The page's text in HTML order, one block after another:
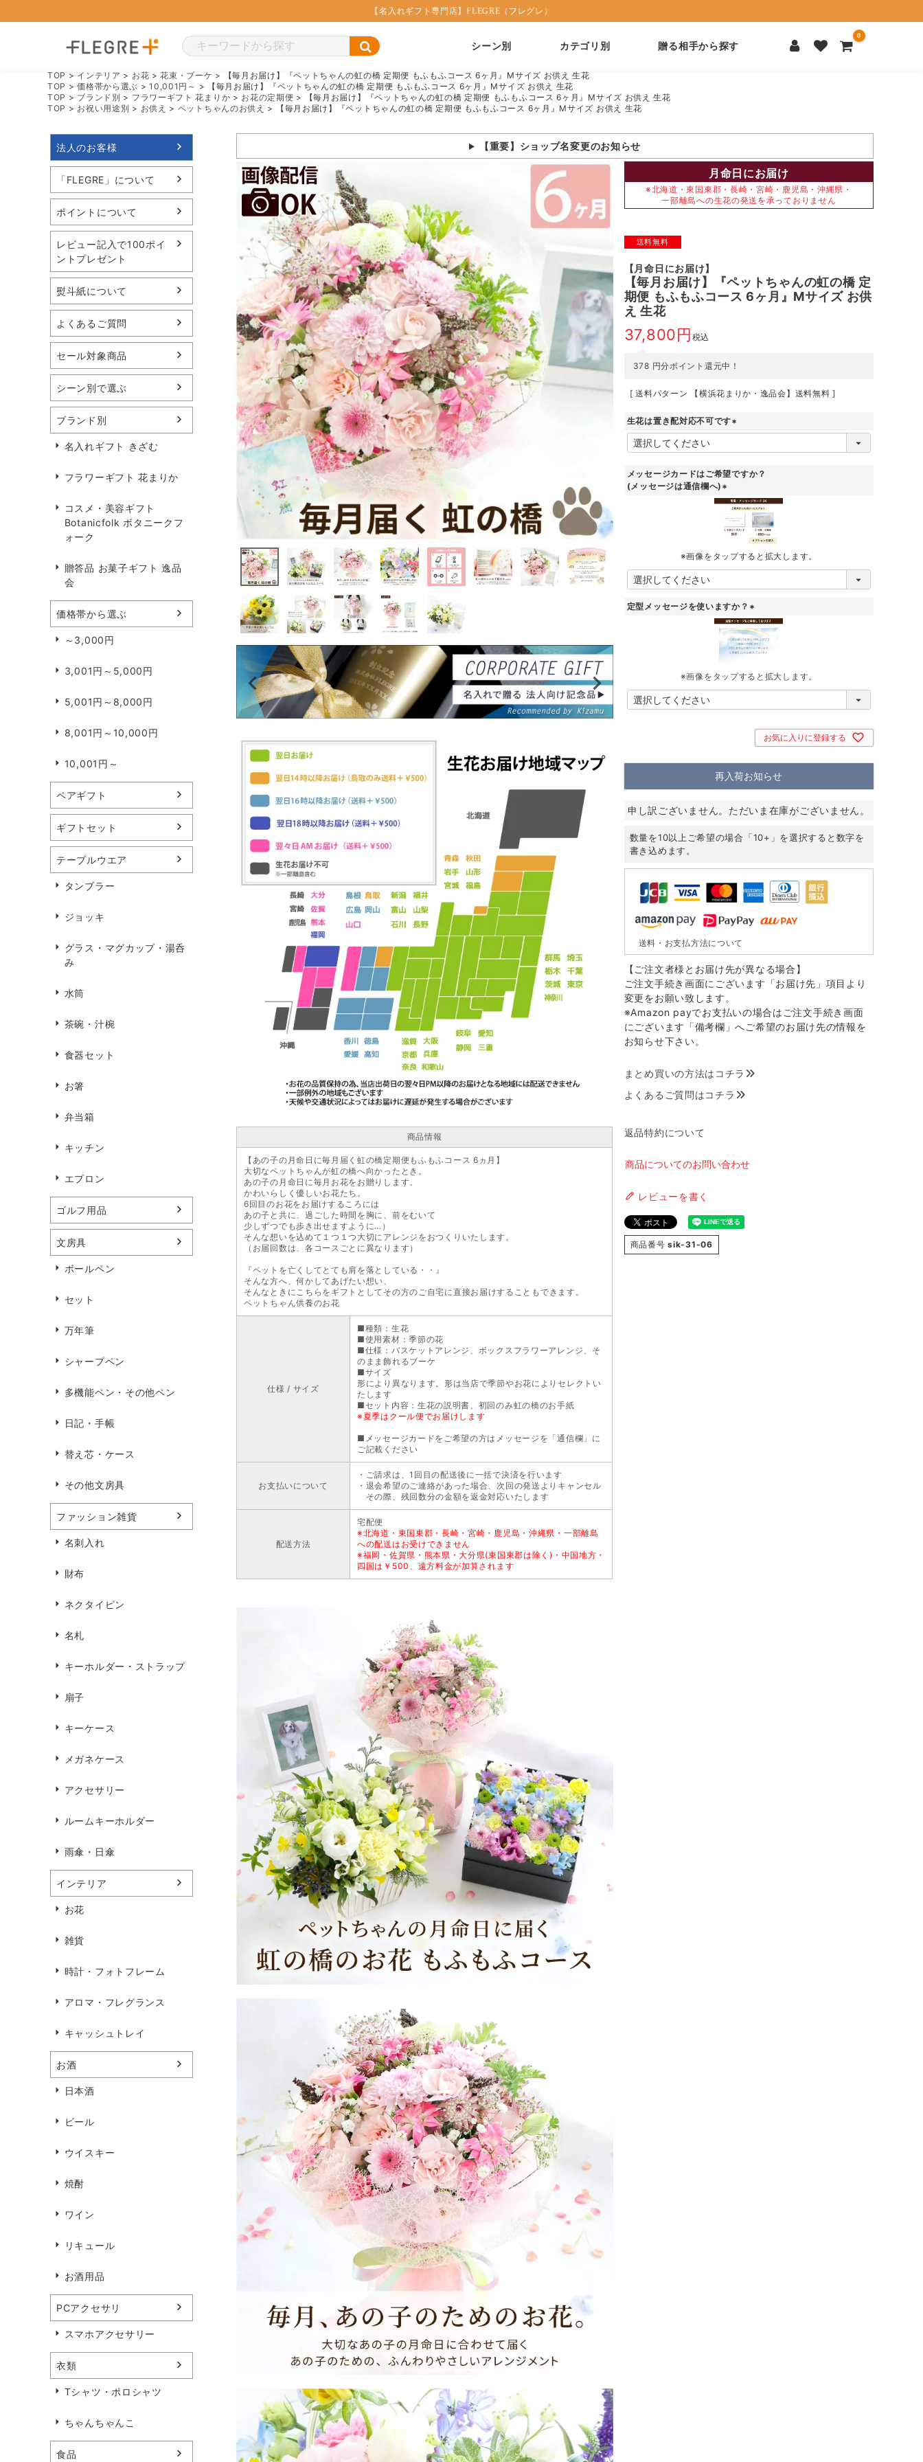
【名入れギフト専門店】FLEGRE（フレグレ）
シーン別 カテゴリ別 贈る相手から探す
0
TOP インテリア お花 花束・ブーケ
【毎月お届け】『ペットちゃんの虹の橋 定期便 もふもふコース 6ヶ月』Mサイズ お供え 生花
TOP
価格帯から選ぶ 10,001円～
【毎月お届け】『ペットちゃんの虹の橋 定期便 もふもふコース 6ヶ月』Mサイズ お供え 生花
TOP
ブランド別 フラワーギフト 花まりか お花の定期便
【毎月お届け】『ペットちゃんの虹の橋 定期便 もふもふコース 6ヶ月』Mサイズ お供え 生花
TOP
お祝い用途別 お供え ペットちゃんのお供え 【毎月お届け】『ペットちゃんの虹の橋 定期便 もふもふコース 6ヶ月』Mサイズ お供え 生花
法人のお客様
「FLEGRE」について
ポイントについて
レビュー記入で100ポイ
ントプレゼント
熨斗紙について
よくあるご質問
セール対象商品
シーン別で選ぶ
ブランド別
名入れギフト きざむ
フラワーギフト 花まりか
コスメ・美容ギフト
Botanicfolk ボタニークフ
ォーク
贈答品 お菓子ギフト 逸品
会
価格帯から選ぶ
～3,000円
3,001円～5,000円
5,001円～8,000円
8,001円～10,000円
10,001円～
ペアギフト
ギフトセット
テーブルウエア
タンブラー
ジョッキ
グラス・マグカップ・湯呑
み
水筒
茶碗・汁椀
食器セット
お箸
弁当箱
キッチン
エプロン
ゴルフ用品
文房具
ボールペン
セット
万年筆
シャープペン
多機能ペン・その他ペン
日記・手帳
替え芯・ケース
その他文房具
ファッション雑貨
名刺入れ
財布
ネクタイピン
名札
キーホルダー・ストラップ
扇子
キーケース
メガネケース
アクセサリー
ルームキーホルダー
雨傘・日傘
インテリア
お花
雑貨
時計・フォトフレーム
アロマ・フレグランス
キャッシュトレイ
お酒
日本酒
ビール
ウイスキー
焼酎
ワイン
リキュール
お酒用品
PCアクセサリ
スマホアクセサリー
衣類
Tシャツ・ポロシャツ
ちゃんちゃんこ
食品
【重要】ショップ名変更のお知らせ
商品情報
【あの子の月命日に毎月届く虹の橋定期便もふもふコース 6ヵ月】
大切なペットちゃんが虹の橋へ向かったとき。
あの子の月命日に毎月お花をお贈りします。
かわいらしく優しいお花たち。
6回目のお花をお届けするころには
あの子と共に、過ごした時間を胸に、前をむいて
少しずつでも歩き出せますように…）
そんな想いを込めて１つ１つ大切にアレンジをおつくりいたします。
（お届回数は、各コースごとに異なります）
『ペットを亡くしてとても肩を落としている・・』
そんな方へ、何かしてあげたい想い、
そんなときにこちらをギフトとしてその方のご自宅に直接お届けすることもできます。
ペットちゃん供養のお花
仕様 / サイズ
■種類：生花
■使用素材：季節の花
■仕様：バスケットアレンジ、ボックスフラワーアレンジ、そ
のまま飾れるブーケ
■サイズ
形により異なります。形は当店で季節やお花によりセレクトい
たします
■セット内容：生花の説明書、初回のみ虹の橋のお手紙
※夏季はクール便でお届けします
■メッセージカードをご希望の方はメッセージを「通信欄」に
ご記載ください
お支払いについて
・ご請求は、1回目の配送後に一括で決済を行います
・退会希望のご連絡があった場合、次回の発送よりキャンセル
その際、残回数分の金額を返金対応いたします
配送方法
宅配便
※北海道・東国東郡・長崎・宮崎・鹿児島・沖縄県・一部離島
への配送はお受けできません
※福岡・佐賀県・熊本県・大分県(東国東郡は除く)・中国地方・
四国は￥500、遠方料金が加算されます
月命日にお届け
※北海道・東国東郡・長崎・宮崎・鹿児島・沖縄県・
一部離島への生花の発送を承っておりません
送料無料
【月命日にお届け】
【毎月お届け】『ペットちゃんの虹の橋 定
期便 もふもふコース 6ヶ月』Mサイズ お供
え 生花
37,800 税込
378 円分ポイント還元中！
送料パターン 【横浜花まりか・逸品会】送料無料
生花は置き配対応不可です
(
)
メッセージカードはご希望ですか？
(メッセージは通信欄へ)
(
須
※画像をタップすると拡大します。
定型メッセージを使いますか？
(
必
須
※画像をタップすると拡大します。
お気に入りに登録する
再入荷お知らせ
申し訳ございません。ただいま在庫がございません。
数量を10以上ご希望の場合「10+」を選択すると数字を
書き込めます。
送料・お支払方法について
【ご注文者様とお届け先が異なる場合】
ご注文手続き画面にございます「お届け先」項目より
変更をお願い致します。
※Amazon payでお支払いの場合はご注文手続き画面
にございます「備考欄」へご希望のお届け先の情報を
お知らせ下さい。
まとめ買いの方法はコチラ
よくあるご質問はコチラ
返品特約について
商品についてのお問い合わせ
レビューを書く
商品番号 sik-31-06